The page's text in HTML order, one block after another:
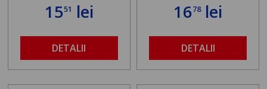
1551 lei
DETALII
1678lei
DETALII